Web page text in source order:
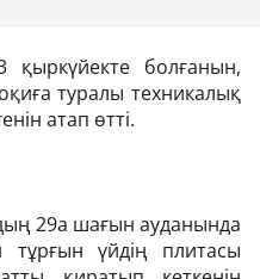
қыркүйекте болғанын,
туралы техникалық
атап өтті.
29а шағын ауданында
үйдің плитасы